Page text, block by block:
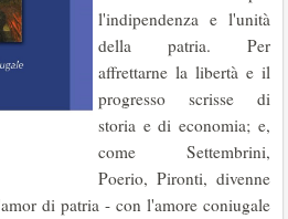
l'indipendenza e l'unità
della patria. Per
affrettarne la libertà e il
progresso scrisse di
storia e di economia; e,
come Settembrini,
Poerio, Pironti, divenne
di patria - con l'amore coniugale